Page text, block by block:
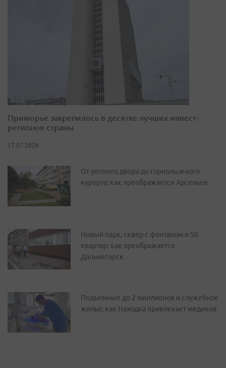
Приморье закрепилось в десятке лучших инвест-
регионов страны
17.07.2026
От уютного двора до горнолыжного
курорта: как преображается Арсеньев
Новый парк, сквер с фонтаном и 50
квартир: как преображается
Дальнегорск
Подъемные до 2 миллионов и служебное
жилье: как Находка привлекает медиков